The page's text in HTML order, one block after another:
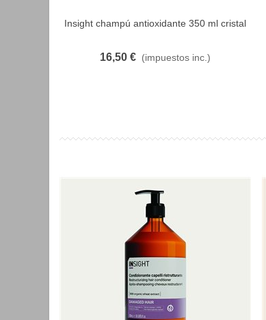
FAVORITO
Insight champú antioxidante 350 ml cristal
16,50 € (impuestos inc.)